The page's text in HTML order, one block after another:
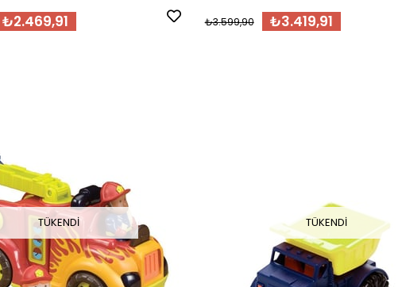
₺2.469,91 ₺3.419,91
₺3.599,90
TÜKENDI TÜKENDI